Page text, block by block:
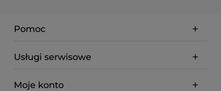
Pomoc
Usługi serwisowe
Moje konto